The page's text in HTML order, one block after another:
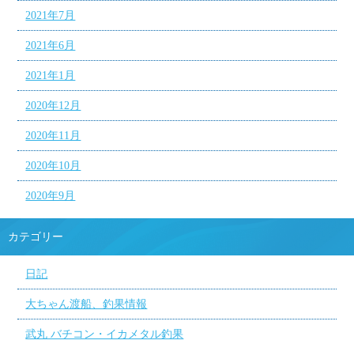
2021年7月
2021年6月
2021年1月
2020年12月
2020年11月
2020年10月
2020年9月
カテゴリー
日記
大ちゃん渡船、釣果情報
武丸 バチコン・イカメタル釣果